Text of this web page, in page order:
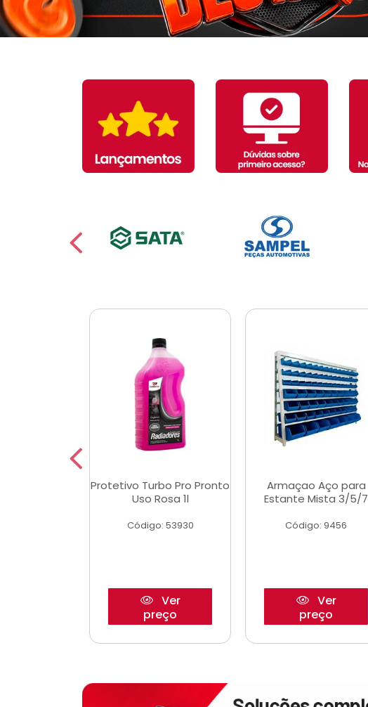
Protetivo Turbo Pro Pronto
Uso Rosa 1l
Código: 53930
Ver
preço
Armaçao Aço para
Estante Mista 3/5/7
Código: 9456
Ver
preço